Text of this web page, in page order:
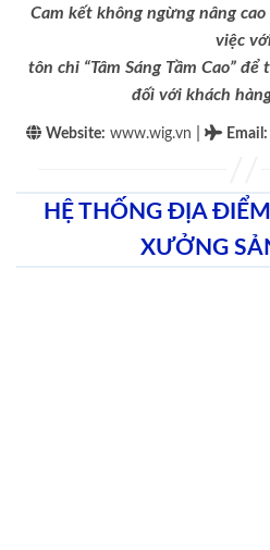
Cam kết không ngừng nâng
việc
tôn chỉ “Tâm Sáng Tầm Cao”
đối với khách
Website: www.wig.vn Email :
HỆ THỐNG ĐỊA
XƯỞNG